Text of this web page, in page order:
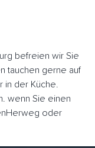
befreien wir Sie
tauchen gerne auf
in der Küche.
wenn Sie einen
oder